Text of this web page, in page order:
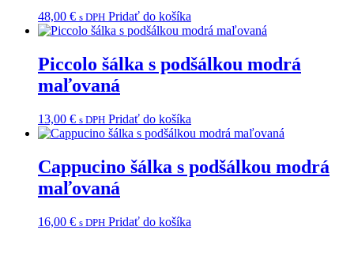
48,00 € s DPH Pridať do košíka
Piccolo šálka s podšálkou modrá
maľovaná
13,00 € s DPH Pridať do košíka
Cappucino šálka s podšálkou modrá
maľovaná
16,00 € s DPH Pridať do košíka